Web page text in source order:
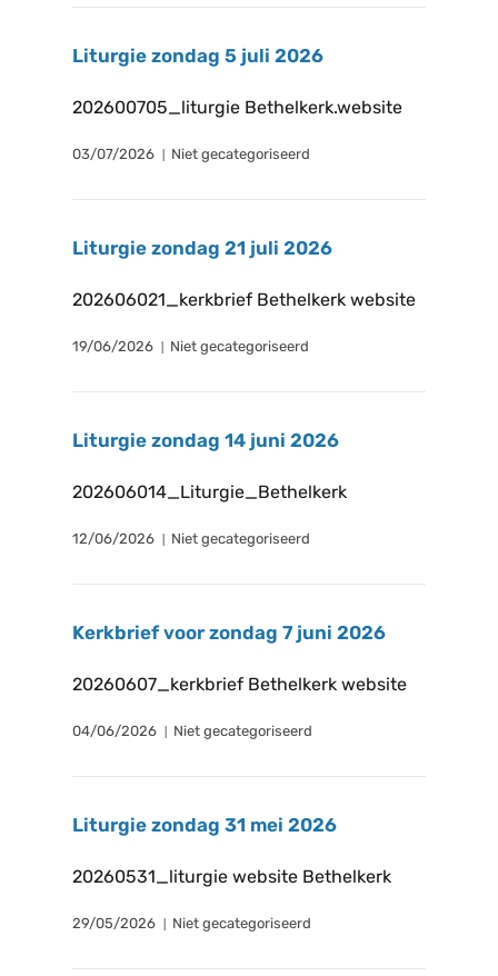
Liturgie zondag 5 juli 2026
202600705_liturgie Bethelkerk.website
03/07/2026 Niet gecategoriseerd
Liturgie zondag 21 juli 2026
202606021_kerkbrief Bethelkerk website
19/06/2026 Niet gecategoriseerd
Liturgie zondag 14 juni 2026
202606014_Liturgie_Bethelkerk
12/06/2026 Niet gecategoriseerd
Kerkbrief voor zondag 7 juni 2026
20260607_kerkbrief Bethelkerk website
04/06/2026 Niet gecategoriseerd
Liturgie zondag 31 mei 2026
20260531_liturgie website Bethelkerk
29/05/2026 Niet gecategoriseerd